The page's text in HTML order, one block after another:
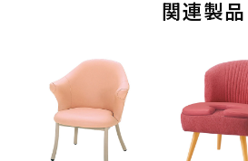
関連製品